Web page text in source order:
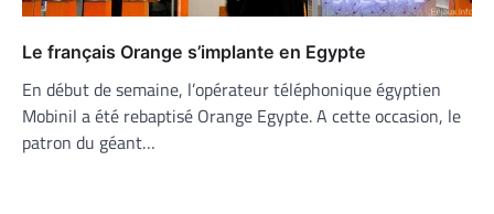
Le français Orange s’implante en Egypte
En début de semaine, l’opérateur téléphonique égyptien
Mobinil a été rebaptisé Orange Egypte. A cette occasion, le
patron du géant…